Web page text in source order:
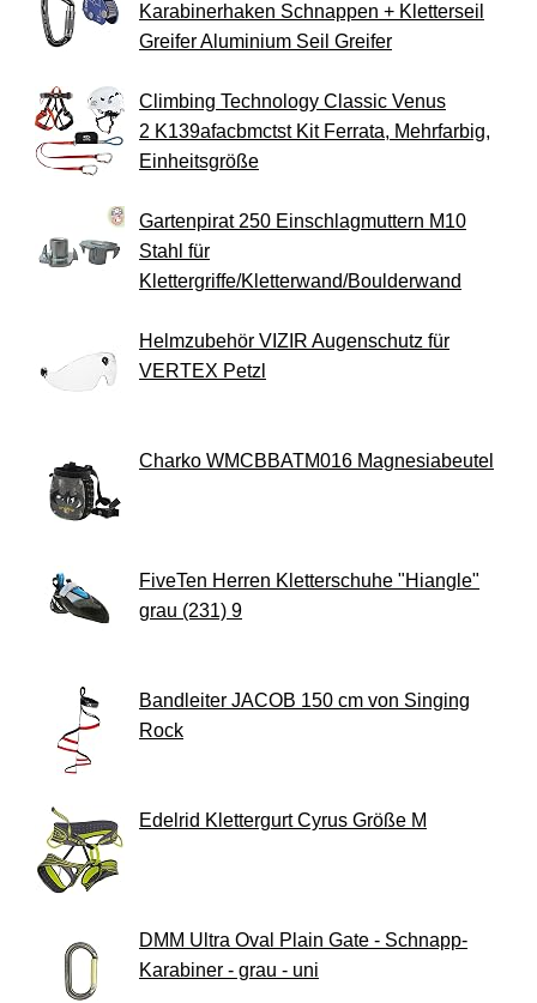
Karabinerhaken Schnappen + Kletterseil
Greifer Aluminium Seil Greifer
Climbing Technology Classic Venus
2 K139afacbmctst Kit Ferrata, Mehrfarbig,
Einheitsgröße
Gartenpirat 250 Einschlagmuttern M10
Stahl für
Klettergriffe/Kletterwand/Boulderwand
Helmzubehör VIZIR Augenschutz für
VERTEX Petzl
Charko WMCBBATM016 Magnesiabeutel
FiveTen Herren Kletterschuhe "Hiangle"
grau (231) 9
Bandleiter JACOB 150 cm von Singing
Rock
Edelrid Klettergurt Cyrus Größe M
DMM Ultra Oval Plain Gate - Schnapp-
Karabiner - grau - uni